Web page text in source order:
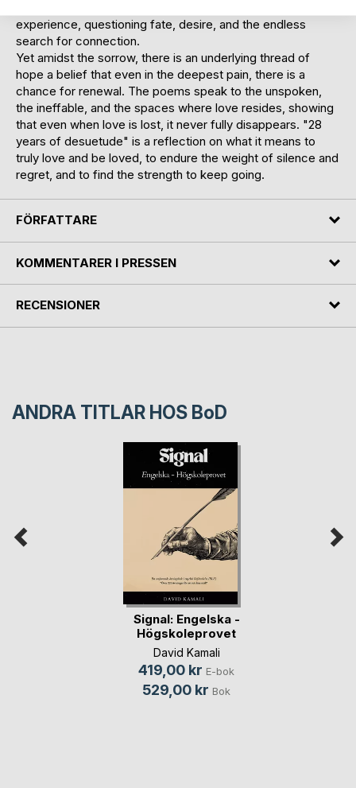
experience, questioning fate, desire, and the endless
search for connection.
Yet amidst the sorrow, there is an underlying thread of
hope a belief that even in the deepest pain, there is a
chance for renewal. The poems speak to the unspoken,
the ineffable, and the spaces where love resides, showing
that even when love is lost, it never fully disappears. "28
years of desuetude" is a reflection on what it means to
truly love and be loved, to endure the weight of silence and
regret, and to find the strength to keep going.
FÖRFATTARE
KOMMENTARER I PRESSEN
RECENSIONER
ANDRA TITLAR HOS BoD
Signal: Engelska -
Högskoleprovet
David Kamali
419,00 kr E-bok
529,00 kr Bok